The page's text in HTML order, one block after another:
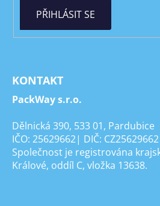
PŘIHLÁSIT SE
KONTAKT
PackWay s.r.o.
Dělnická 390, 533 01, Pardubice
IČO: 25629662| DIČ: CZ25629662
Společnost je registrována
Králové, oddíl C, vložka 13638.